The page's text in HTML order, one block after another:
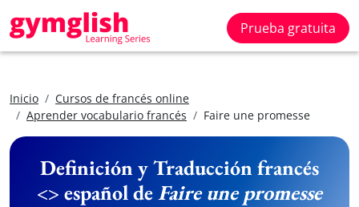
Prueba gratuita
Inicio
Cursos de francés online
Aprender vocabulario francés
Faire une promesse
Definición y Traducción francés
<> español deFaire une promesse